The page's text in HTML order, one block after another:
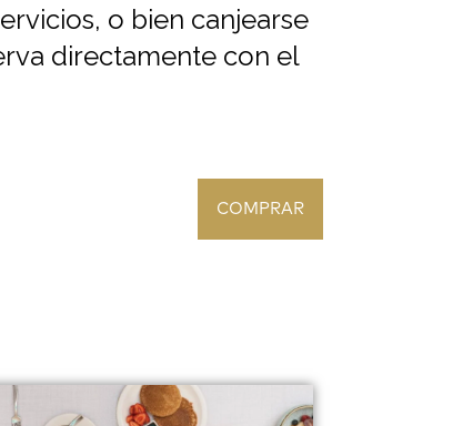
o bien canjearse
directamente con el
COMPRAR